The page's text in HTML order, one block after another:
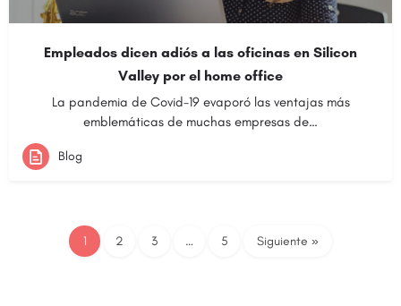
Empleados dicen adiós a las oficinas en Silicon
Valley por el home office
La pandemia de Covid-19 evaporó las ventajas más
emblemáticas de muchas empresas de…
Blog
1 2 3 … 5 Siguiente »